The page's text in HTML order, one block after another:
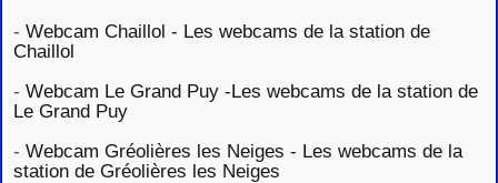
- Webcam Chaillol - Les webcams de la station de
Chaillol
- Webcam Le Grand Puy -Les webcams de la station de
Le Grand Puy
- Webcam Gréolières les Neiges - Les webcams de la
station de Gréolières les Neiges